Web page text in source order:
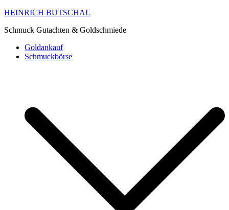
HEINRICH BUTSCHAL
Schmuck Gutachten & Goldschmiede
Goldankauf
Schmuckbörse